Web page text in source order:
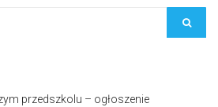
przedszkolu – ogłoszenie